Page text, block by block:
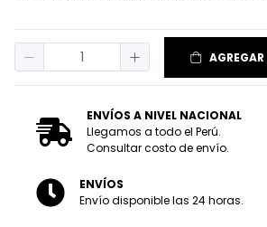
ENVÍOS A NIVEL NACIONAL
Llegamos a todo el Perú.
Consultar costo de envío.
ENVÍOS
Envío disponible las 24 horas.